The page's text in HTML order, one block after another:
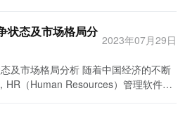
资源管理软件的研发和销售，并通过持
宇软件的发展布局主要包括两个方面。
技术创新。华宇软件拥有一支强大的研
更灵活的人力资源管理软件。其次，华
知名企业建立合作关系，扩大产品的市
个环节：软件开发、系统集成、销售与
环节，包括需求分析、系统设计、编
商需要根据市场需求和客户反馈进行
业实际需求的产品。系统集成环节主
状态及市场格局分
2023年07月29日
析 随着中国经济的不断
HR（Human Resources）管理软件行